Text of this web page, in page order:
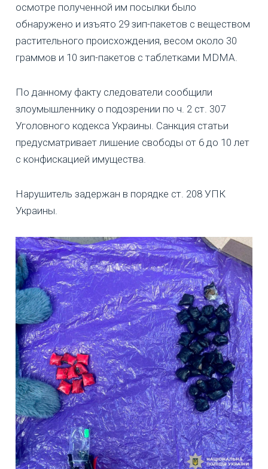
осмотре полученной им посылки было
обнаружено и изъято 29 зип-пакетов с веществом
растительного происхождения, весом около 30
граммов и 10 зип-пакетов с таблетками MDMA.
По данному факту следователи сообщили
злоумышленнику о подозрении по ч. 2 ст. 307
Уголовного кодекса Украины. Санкция статьи
предусматривает лишение свободы от 6 до 10 лет
с конфискацией имущества.
Нарушитель задержан в порядке ст. 208 УПК
Украины.